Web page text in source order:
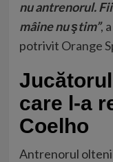
nu antrenorul.
mâine nu ştim”,
potrivit Orange
care l-a
Coelho
Antrenorul